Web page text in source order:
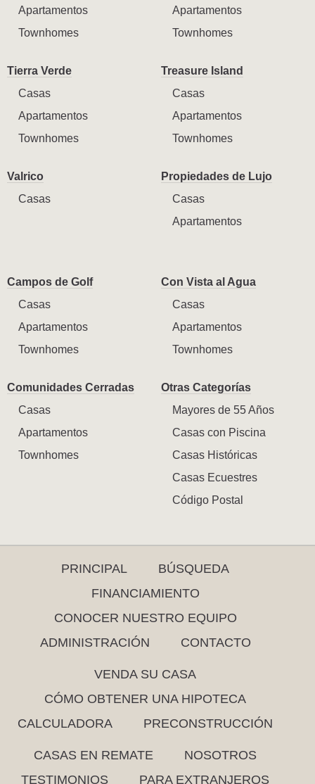
Apartamentos
Townhomes
Apartamentos
Townhomes
Tierra Verde
Casas
Apartamentos
Townhomes
Treasure Island
Casas
Apartamentos
Townhomes
Valrico
Casas
Propiedades de Lujo
Casas
Apartamentos
Campos de Golf
Casas
Apartamentos
Townhomes
Con Vista al Agua
Casas
Apartamentos
Townhomes
Comunidades Cerradas
Casas
Apartamentos
Townhomes
Otras Categorías
Mayores de 55 Años
Casas con Piscina
Casas Históricas
Casas Ecuestres
Código Postal
PRINCIPAL
BÚSQUEDA
FINANCIAMIENTO
CONOCER NUESTRO EQUIPO
ADMINISTRACIÓN
CONTACTO
VENDA SU CASA
CÓMO OBTENER UNA HIPOTECA
CALCULADORA
PRECONSTRUCCIÓN
CASAS EN REMATE
NOSOTROS
TESTIMONIOS
PARA EXTRANJEROS